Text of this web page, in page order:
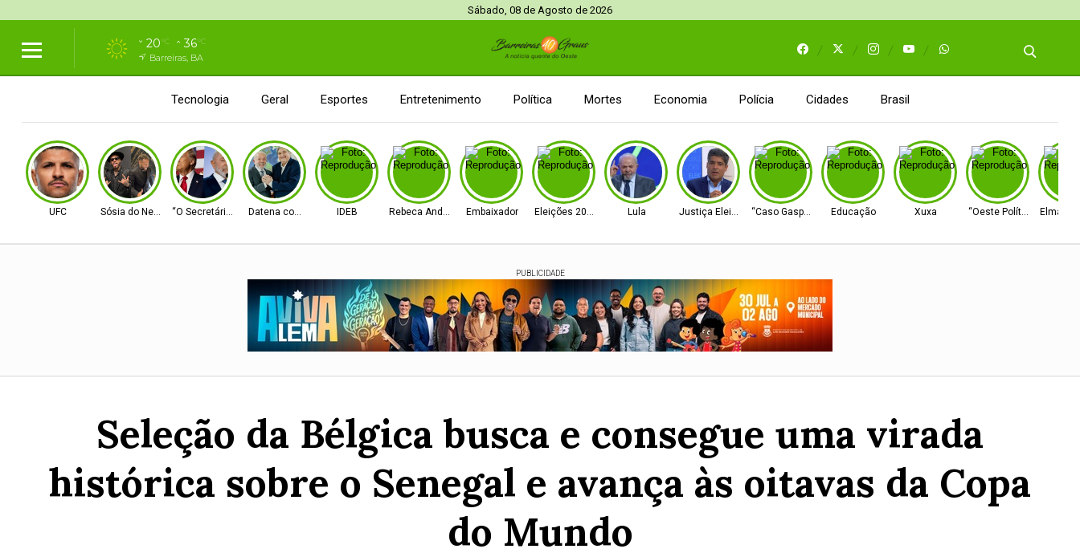
Sábado, 08 de Agosto de 2026
20°C 36°C
Barreiras, BA
Tecnologia Geral Esportes Entretenimento Política Mortes Economia Polícia Cidades Brasil
UFC Sósia do Neymar“O Secretário” Datena com Lula IDEB Rebeca Andrade Embaixador Eleições 2026 Lula Justiça Eleitoral “Caso Gaspar” Educação Xuxa “Oeste Político” Elmar
PUBLICIDADE
Seleção da Bélgica busca e consegue uma virada
histórica sobre o Senegal e avança às oitavas da Copa
do Mundo